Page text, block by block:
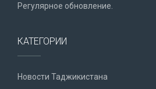
Регулярное обновление.
КАТЕГОРИИ
Новости Таджикистана